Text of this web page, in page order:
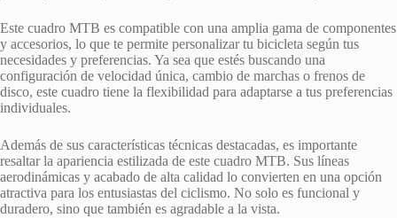
Este cuadro MTB es compatible con una amplia gama de componentes
y accesorios, lo que te permite personalizar tu bicicleta según tus
necesidades y preferencias. Ya sea que estés buscando una
configuración de velocidad única, cambio de marchas o frenos de
disco, este cuadro tiene la flexibilidad para adaptarse a tus preferencias
individuales.
Además de sus características técnicas destacadas, es importante
resaltar la apariencia estilizada de este cuadro MTB. Sus líneas
aerodinámicas y acabado de alta calidad lo convierten en una opción
atractiva para los entusiastas del ciclismo. No solo es funcional y
duradero, sino que también es agradable a la vista.